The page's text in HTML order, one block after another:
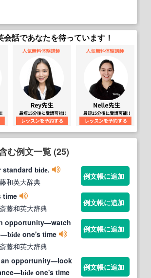
話であなたを待っています！
む例文一覧 (25)
standard bide.
和英大辞典
例文帳に追加
time
藤和英大辞典
例文帳に追加
opportunity―watch
bide one's time
藤和英大辞典
例文帳に追加
opportunity―look
bide one's time
例文帳に追加